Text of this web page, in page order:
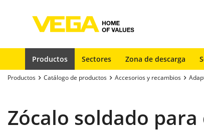
Productos Sectores Zona de descarga
Productos Catálogo de productos Accesorios y recambios
Zócalo soldado